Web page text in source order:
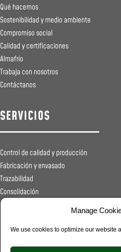
Manage
We use cookies to optimize our website
Qué hacemos
Sostenibilidad y medio ambiente
Compromiso social
Calidad y certificaciones
Almafrío
Trabaja con nosotros
Contáctanos
SERVICIOS
Control de calidad y producción
Fabricación y envasado
Trazabilidad
Consolidación
Registros sanitarios
Distribución